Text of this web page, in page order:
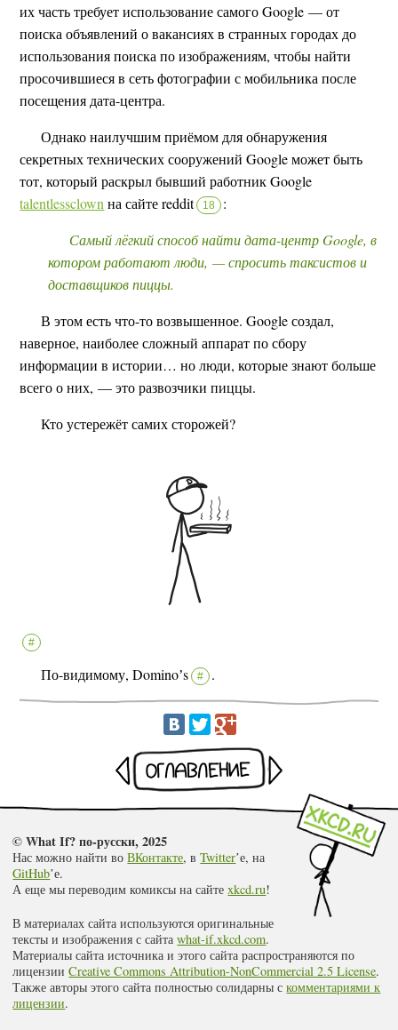
их часть требует использование самого Google — от
поиска объявлений о вакансиях в странных городах до
использования поиска по изображениям, чтобы найти
просочившиеся в сеть фотографии с мобильника после
посещения дата-центра.
Однако наилучшим приёмом для обнаружения
секретных технических сооружений Google может быть
тот, который раскрыл бывший работник Google
talentlessclown на сайте reddit 18
:
Самый лёгкий способ найти дата-центр Google, в
котором работают люди, — спросить таксистов и
доставщиков пиццы.
В этом есть что-то возвышенное. Google создал,
наверное, наиболее сложный аппарат по сбору
информации в истории… но люди, которые знают больше
всего о них, — это развозчики пиццы.
Кто устережёт самих сторожей?
#
По-видимому, Dominoʼs # .
Позже
© What If? по-русски, 2025
Нас можно найти воВКонтакте, вTwitterʼе, на
GitHubʼе.
А еще мы переводим комиксы на сайтеxkcd.ru!
В материалах сайта используются оригинальные
тексты и изображения с сайтаwhat-if.xkcd.com.
Материалы сайта источника и этого сайта распространяются по
лицензииCreative Commons Attribution-NonCommercial 2.5 License.
Также авторы этого сайта полностью солидарны скомментариями к
лицензии.